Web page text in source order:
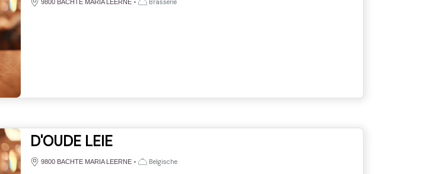
9800 BACHTE MARIA LEERNE
D'OUDE LEIE
9800 BACHTE MARIA LEERNE • Belgische